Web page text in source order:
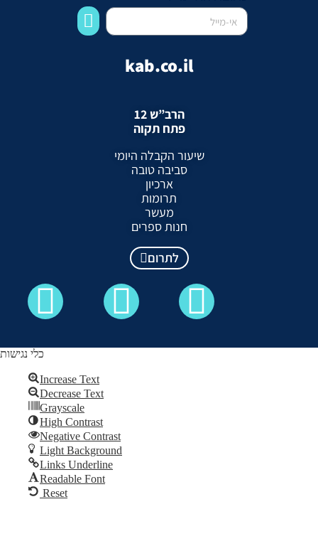
kab.co.il
הרב”ש 12
פתח תקוה
שיעור הקבלה היומי
סביבה טובה
ארכיון
תרומות
מעשר
חנות ספרים
לתרום
Skip to content
toolbar
כלי נגישות
Increase Text
Decrease Text
Grayscale
High Contrast
Negative Contrast
Light Background
Links Underline
Readable Font
Reset